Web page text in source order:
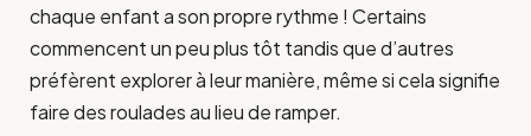
chaque enfant a son propre rythme ! Certains
commencent un peu plus tôt tandis que d’autres
préfèrent explorer à leur manière, même si cela signifie
faire des roulades au lieu de ramper.